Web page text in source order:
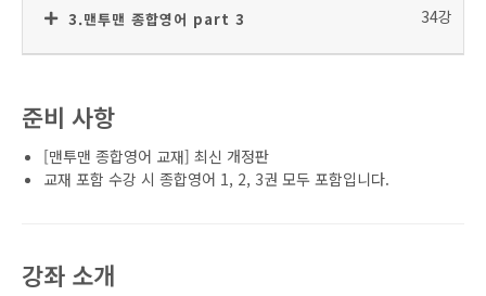
3.맨투맨 종합영어 part 3 34강
준비 사항
[맨투맨 종합영어 교재] 최신 개정판
교재 포함 수강 시 종합영어 1, 2, 3권 모두 포함입니다.
강좌 소개